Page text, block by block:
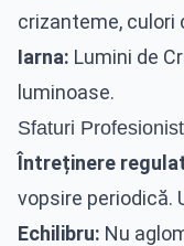
crizanteme, culori
Iarna: Lumini de
luminoase.
Sfaturi
Întreținere
vopsire periodică.
Echilibru: Nu